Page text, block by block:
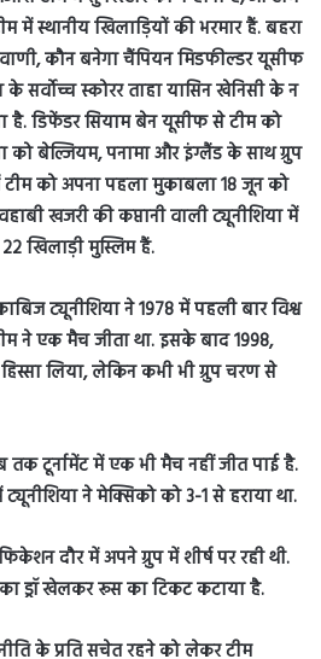
ट्यूनीशिया ने 1978 में पहली बार विश्व
ने एक मैच जीता था. इसके बाद 1998,
लिया, लेकिन कभी भी ग्रुप चरण से
टूर्नामेंट में एक भी मैच नहीं जीत पाई है.
ने मेक्सिको को 3-1 से हराया था.
दौर में अपने ग्रुप में शीर्ष पर रही थी.
ड्रॉ खेलकर रूस का टिकट कटाया है.
के प्रति सचेत रहने को लेकर टीम